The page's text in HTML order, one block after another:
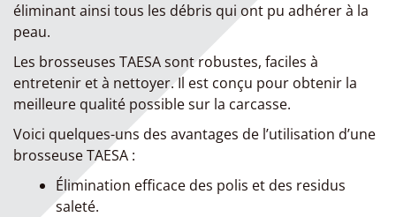
éliminant ainsi tous les débris qui ont pu adhérer à la
peau.
Les brosseuses TAESA sont robustes, faciles à
entretenir et à nettoyer. Il est conçu pour obtenir la
meilleure qualité possible sur la carcasse.
Voici quelques-uns des avantages de l’utilisation d’une
brosseuse TAESA :
Élimination efficace des polis et des residus
saleté.